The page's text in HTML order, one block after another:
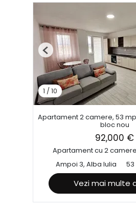
1 /10
Previous
Apartament 2 camere, 53
bloc nou
92,000 €
Apartament cu 2
Ampoi 3, Alba Iulia
Vezi mai multe